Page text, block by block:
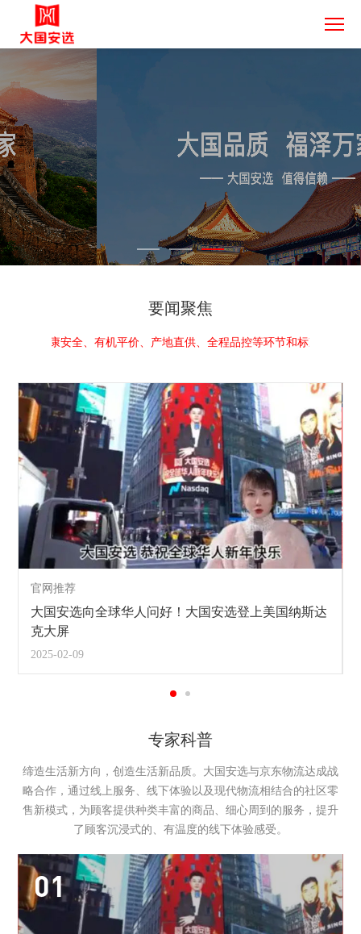
要闻聚焦
、健康安全、有机平价、产地直供、全程品控等环节和标准，让中
官网推荐
大国安选向全球华人问好！大国安选登上美国纳斯达
克大屏
2025-02-09
专家科普
缔造生活新方向，创造生活新品质。大国安选与京东物流达成战
略合作，通过线上服务、线下体验以及现代物流相结合的社区零
售新模式，为顾客提供种类丰富的商品、细心周到的服务，提升
了顾客沉浸式的、有温度的线下体验感受。
01